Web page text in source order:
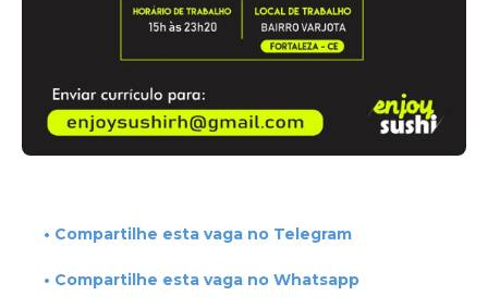
• Compartilhe esta vaga no Telegram
• Compartilhe esta vaga no Whatsapp